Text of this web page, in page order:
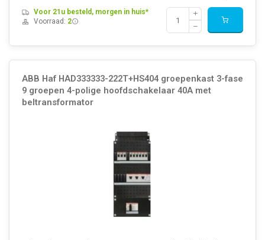
Voor 21u besteld, morgen in huis*
Voorraad: 2
ABB Haf HAD333333-222T+HS404 groepenkast 3-fase
9 groepen 4-polige hoofdschakelaar 40A met
beltransformator